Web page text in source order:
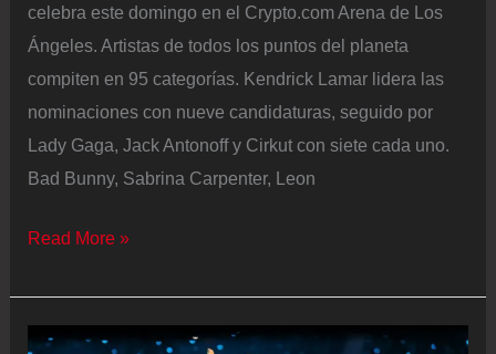
celebra este domingo en el Crypto.com Arena de Los
Ángeles. Artistas de todos los puntos del planeta
compiten en 95 categorías. Kendrick Lamar lidera las
nominaciones con nueve candidaturas, seguido por
Lady Gaga, Jack Antonoff y Cirkut con siete cada uno.
Bad Bunny, Sabrina Carpenter, Leon
La
de
ganadores
Read More »